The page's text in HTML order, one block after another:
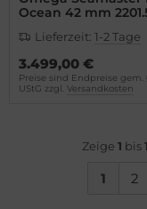
Ocean 42 mm
Lieferzeit: 1-2 Tage
3.499,00 €
Preise sind Endpreise gem.
UStG zzgl. Versandkosten
Zeige 1 bis
1 2